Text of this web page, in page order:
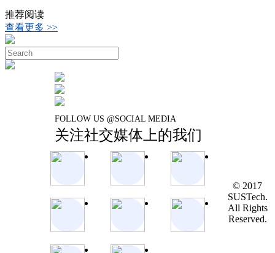
推荐阅读
查看更多 >>
FOLLOW US @SOCIAL MEDIA
关注社交媒体上的我们
© 2017
SUSTech.
All Rights
Reserved.